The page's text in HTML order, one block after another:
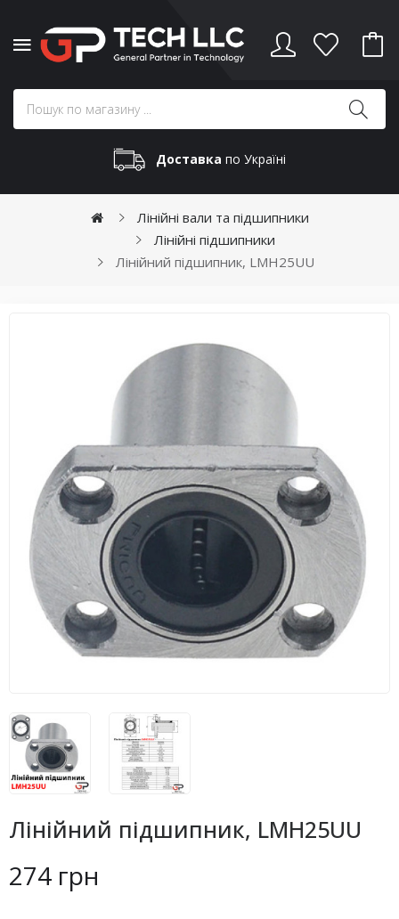
Доставка по Україні
Лінійні вали та підшипники
Лінійні підшипники
Лінійний підшипник, LMH25UU
Лінійний підшипник, LMH25UU
274 грн